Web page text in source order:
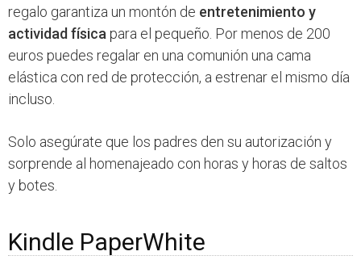
regalo garantiza un montón de entretenimiento y
actividad física para el pequeño. Por menos de 200
euros puedes regalar en una comunión una cama
elástica con red de protección, a estrenar el mismo día
incluso.
Solo asegúrate que los padres den su autorización y
sorprende al homenajeado con horas y horas de saltos
y botes.
Kindle PaperWhite